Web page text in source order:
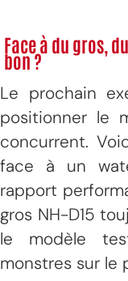
Face à du gros,
bon ?
Le prochain
positionner le
concurrent.
face à un
rapport
gros NH-D15
le modèle
monstres sur le